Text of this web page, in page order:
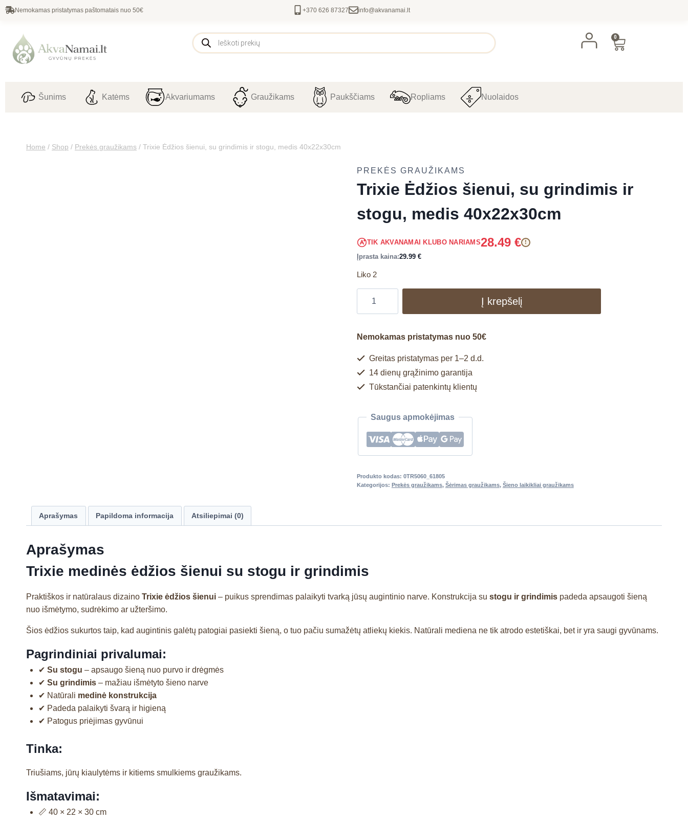
Nemokamas pristatymas paštomatais nuo 50€ +370 626 87327 info@akvanamai.lt
0
Šunims Katėms Akvariumams Graužikams Paukščiams Ropliams Nuolaidos
Home / Shop / Prekės graužikams / Trixie Ėdžios šienui, su grindimis ir stogu, medis 40x22x30cm
PREKĖS GRAUŽIKAMS
Trixie Ėdžios šienui, su grindimis ir
stogu, medis 40x22x30cm
TIK AKVANAMAI KLUBO NARIAMS28.49 € !
Įprasta kaina:29.99 €
Liko 2
Į krepšelį
Nemokamas pristatymas nuo 50€
Greitas pristatymas per 1–2 d.d.
14 dienų grąžinimo garantija
Tūkstančiai patenkintų klientų
Saugus apmokėjimas
Produkto kodas: 0TR5060_61805
Kategorijos: Prekės graužikams, Šėrimas graužikams, Šieno laikikliai graužikams
Aprašymas Papildoma informacija Atsiliepimai (0)
Aprašymas
Trixie medinės ėdžios šienui su stogu ir grindimis
Praktiškos ir natūralaus dizaino Trixie ėdžios šienui – puikus sprendimas palaikyti tvarką jūsų augintinio narve. Konstrukcija su stogu ir grindimis padeda apsaugoti šieną
nuo išmėtymo, sudrėkimo ar užteršimo.
Šios ėdžios sukurtos taip, kad augintinis galėtų patogiai pasiekti šieną, o tuo pačiu sumažėtų atliekų kiekis. Natūrali mediena ne tik atrodo estetiškai, bet ir yra saugi gyvūnams.
Pagrindiniai privalumai:
✔ Su stogu – apsaugo šieną nuo purvo ir drėgmės
✔ Su grindimis – mažiau išmėtyto šieno narve
✔ Natūrali medinė konstrukcija
✔ Padeda palaikyti švarą ir higieną
✔ Patogus priėjimas gyvūnui
Tinka:
Triušiams, jūrų kiaulytėms ir kitiems smulkiems graužikams.
Išmatavimai:
📏 40 × 22 × 30 cm